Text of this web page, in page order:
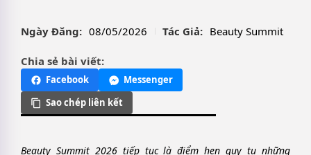
Ngày Đăng: 08/05/2026 Tác Giả: Beauty Summit
Chia sẻ bài viết:
Facebook
Messenger
Sao chép liên kết
Beauty Summit 2026 tiếp tục là điểm hẹn quy tụ những